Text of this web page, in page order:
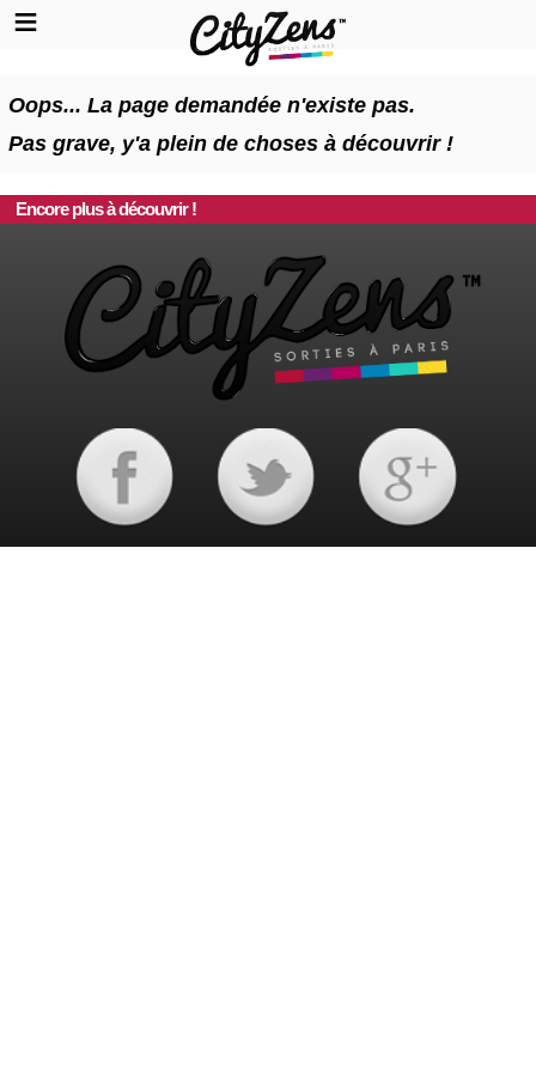
Oops... La page demandée n'existe pas.
Pas grave, y'a plein de choses à découvrir !
Encore plus à découvrir !